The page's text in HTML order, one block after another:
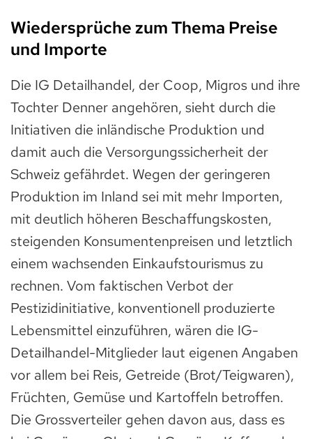
Wiedersprüche zum Thema Preise
und Importe
Die IG Detailhandel, der Coop, Migros und ihre
Tochter Denner angehören, sieht durch die
Initiativen die inländische Produktion und
damit auch die Versorgungssicherheit der
Schweiz gefährdet. Wegen der geringeren
Produktion im Inland sei mit mehr Importen,
mit deutlich höheren Beschaffungskosten,
steigenden Konsumentenpreisen und letztlich
einem wachsenden Einkaufstourismus zu
rechnen. Vom faktischen Verbot der
Pestizidinitiative, konventionell produzierte
Lebensmittel einzuführen, wären die IG-
Detailhandel-Mitglieder laut eigenen Angaben
vor allem bei Reis, Getreide (Brot/Teigwaren),
Früchten, Gemüse und Kartoffeln betroffen.
Die Grossverteiler gehen davon aus, dass es